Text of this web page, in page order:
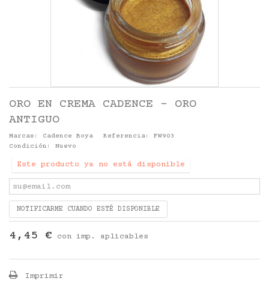
ORO EN CREMA CADENCE - ORO
ANTIGUO
Marcas: Cadence Boya Referencia:
FW903
Condición:
Nuevo
Este producto ya no está disponible
NOTIFICARME CUANDO ESTÉ DISPONIBLE
4,45 € con imp. aplicables
Imprimir